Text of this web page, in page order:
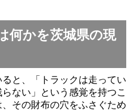
何かを茨城県の現
と、「トラックは走ってい
ない」という感覚を持つこ
その財布の穴をふさぐため